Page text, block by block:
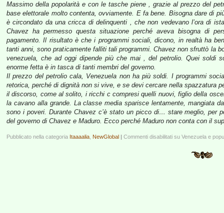
Massimo della popolarità e con le tasche piene , grazie al prezzo del
base elettorale molto contenta, ovviamente. E fa bene. Bisogna dare di
è circondato da una cricca di delinquenti , che non vedevano l’ora di
Chavez ha permesso questa situazione perché aveva bisogna di
pagamento. Il risultato è che i programmi sociali, dicono, in realtà ha
tanti anni, sono praticamente falliti tali programmi. Chavez non sfruttò la
venezuela, che ad oggi dipende più che mai , del petrolio. Quei soldi
enorme fetta è in tasca di tanti membri del governo.
Il prezzo del petrolio cala, Venezuela non ha più soldi. I programmi
retorica, perché di dignità non si vive, e se devi cercare nella spazzatura
il discorso, come al solito, i ricchi c compresi quelli nuovi, figlio della
la cavano alla grande. La classe media sparisce lentamente, mangiata
sono i poveri. Durante Chavez c’è stato un picco di… stare meglio, per
del governo di Chavez e Maduro. Ecco perché Maduro non conta con il
Pubblicato nella categoria Itaaaalia NewGlobal | Commenti disabilitati su Venezuela e